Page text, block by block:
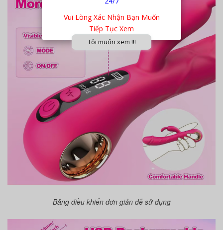
Bảng điều khiển đơn giản dễ sử dụng
Vui Lòng Xác Nhận Bạn Muốn
Tiếp Tục Xem
Tôi muốn xem !!!